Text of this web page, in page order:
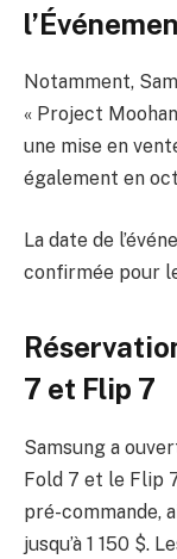
Notamment,
« Project
une mise en
également en
La date de
confirmée pour
7 et Flip 7
Samsung a
Fold 7 et le Flip
pré-commande,
jusqu’à 1 150 $.